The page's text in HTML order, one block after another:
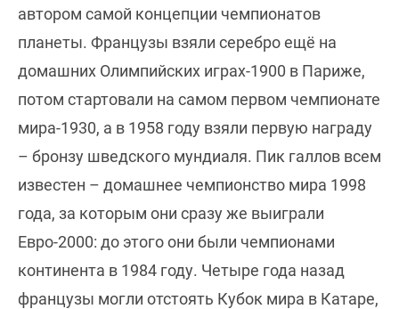
автором самой концепции чемпионатов
планеты. Французы взяли серебро ещё на
домашних Олимпийских играх-1900 в Париже,
потом стартовали на самом первом чемпионате
мира-1930, а в 1958 году взяли первую награду
– бронзу шведского мундиаля. Пик галлов всем
известен – домашнее чемпионство мира 1998
года, за которым они сразу же выиграли
Евро-2000: до этого они были чемпионами
континента в 1984 году. Четыре года назад
французы могли отстоять Кубок мира в Катаре,